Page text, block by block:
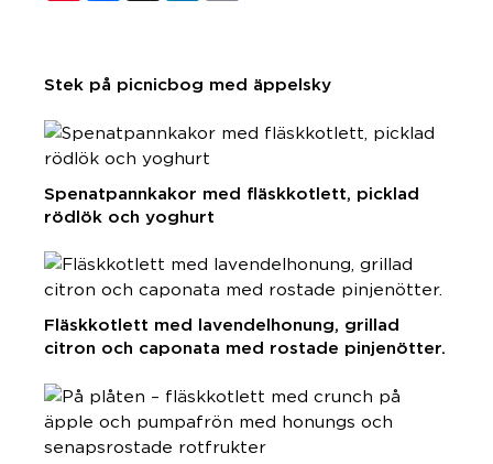
Stek på picnicbog med äppelsky
Spenatpannkakor med fläskkotlett, picklad
rödlök och yoghurt
Fläskkotlett med lavendelhonung, grillad
citron och caponata med rostade pinjenötter.